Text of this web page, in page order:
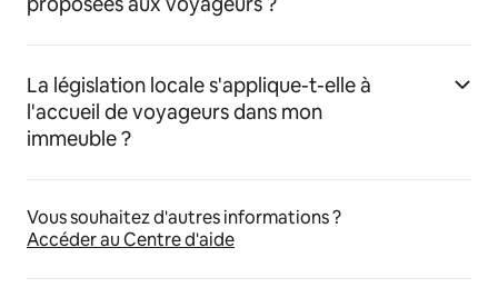
La législation locale s'applique-t-elle à
l'accueil de voyageurs dans mon
immeuble ?
Vous souhaitez d'autres informations ?
Accéder au Centre d'aide